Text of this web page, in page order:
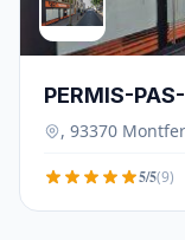
PERMIS-
93370
, 93370
5/5(9)